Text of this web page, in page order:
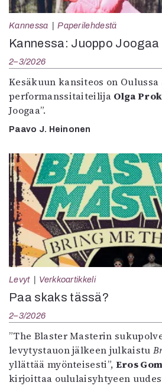
Kannessa Paperilehdestä
Kannessa: Juoppo Joogaa
2–3/2026
Kesäkuun kansiteos on Oulussa
performanssitaiteilija Olga
Joogaa”.
Paavo J. Heinonen
Levyt Verkkoartikkeli
Paa skaks tässä?
2–3/2026
”The Blaster Masterin
levytystauon jälkeen julkaistu
yllättää myönteisesti”, Eros
kirjoittaa oululaisyhtyeen